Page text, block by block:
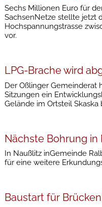
Sechs Millionen Euro für
SachsenNetze stellte jetzt
Hochspannungstrasse
vor.
LPG-Brache wird
Der Oßlinger Gemeinderat
Sitzungen ein
Gelände im Ortsteil Skaska
Nächste Bohrung in
In Naußlitz inGemeinde
für eine weitere
Baustart für